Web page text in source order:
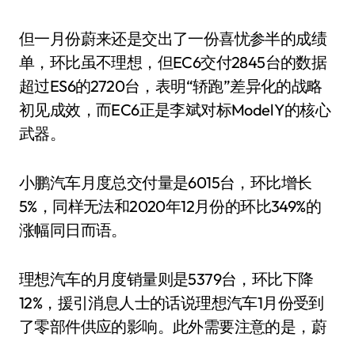
但一月份蔚来还是交出了一份喜忧参半的成绩
单，环比虽不理想，但EC6交付2845台的数据
超过ES6的2720台，表明“轿跑”差异化的战略
初见成效，而EC6正是李斌对标Model Y的核心
武器。
小鹏汽车月度总交付量是6015台，环比增长
5%，同样无法和2020年12月份的环比349%的
涨幅同日而语。
理想汽车的月度销量则是5379台，环比下降
12%，援引消息人士的话说理想汽车1月份受到
了零部件供应的影响。此外需要注意的是，蔚